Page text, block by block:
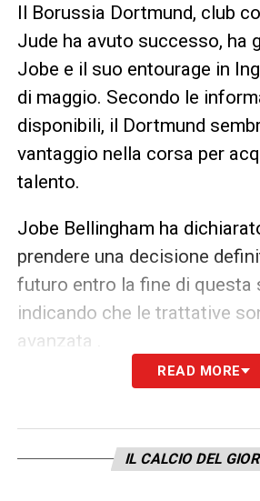
Il Borussia Dortmund, club
Jude ha avuto successo, ha
Jobe e il suo entourage in
di maggio. Secondo le
disponibili, il Dortmund
vantaggio nella corsa per
talento.
Jobe Bellingham ha
prendere una decisione
futuro entro la fine di questa
indicando che le trattative
avanzata .
Con l’interesse di club
Bellingham potrebbe presto
direzione importante in un
READ MORE
IL CALCIO DEL